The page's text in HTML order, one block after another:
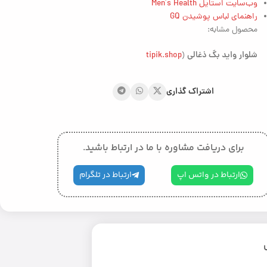
وب‌سایت استایل Men’s Health
راهنمای لباس پوشیدن GQ
محصول مشابه:
شلوارواید بگ ذغالی(
tipik.shop
اشتراک گذاری
برای دریافت مشاوره با ما در ارتباط باشید.
ارتباط در واتس اپ ارتباط در تلگرام